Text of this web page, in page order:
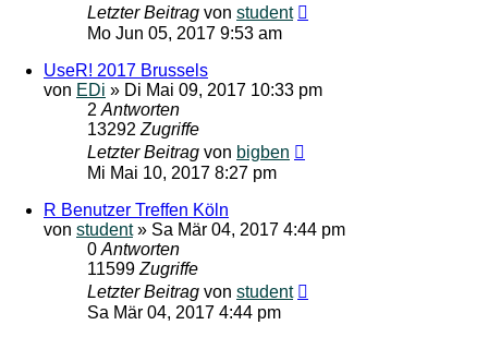
Letzter Beitrag von student
Mo Jun 05, 2017 9:53 am
UseR! 2017 Brussels
von EDi » Di Mai 09, 2017 10:33 pm
2 Antworten
13292 Zugriffe
Letzter Beitrag von bigben
Mi Mai 10, 2017 8:27 pm
R Benutzer Treffen Köln
von student» Sa Mär 04, 2017 4:44 pm
0 Antworten
11599 Zugriffe
Letzter Beitrag von student
Sa Mär 04, 2017 4:44 pm